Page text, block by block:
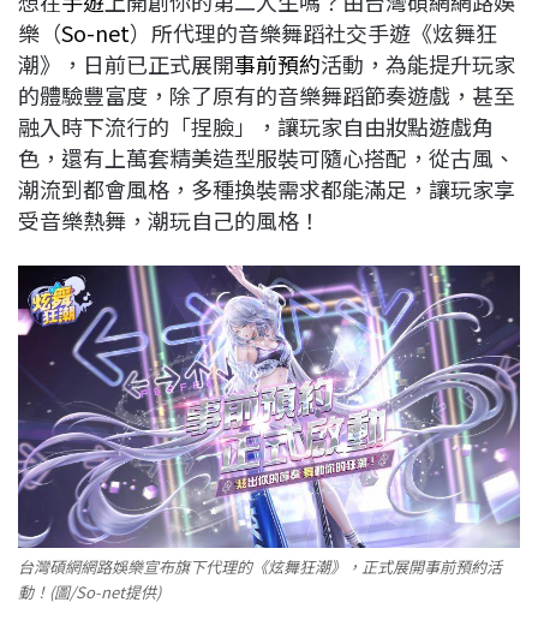
b
o
k
a
d
s
e
d
I
n
L
i
n
k
樂（So-net）所代理的音樂舞蹈社交手遊《炫舞狂
潮》，日前已正式展開事前預約活動，為能提升玩家
的體驗豐富度，除了原有的音樂舞蹈節奏遊戲，甚至
融入時下流行的「捏臉」，讓玩家自由妝點遊戲角
色，還有上萬套精美造型服裝可隨心搭配，從古風、
潮流到都會風格，多種換裝需求都能滿足，讓玩家享
受音樂熱舞，潮玩自己的風格！
台灣碩網網路娛樂宣布旗下代理的《炫舞狂潮》，正式展開事前預約活
動！(圖/So-net提供)